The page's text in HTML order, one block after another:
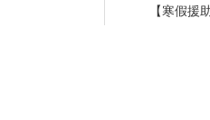
【寒假援